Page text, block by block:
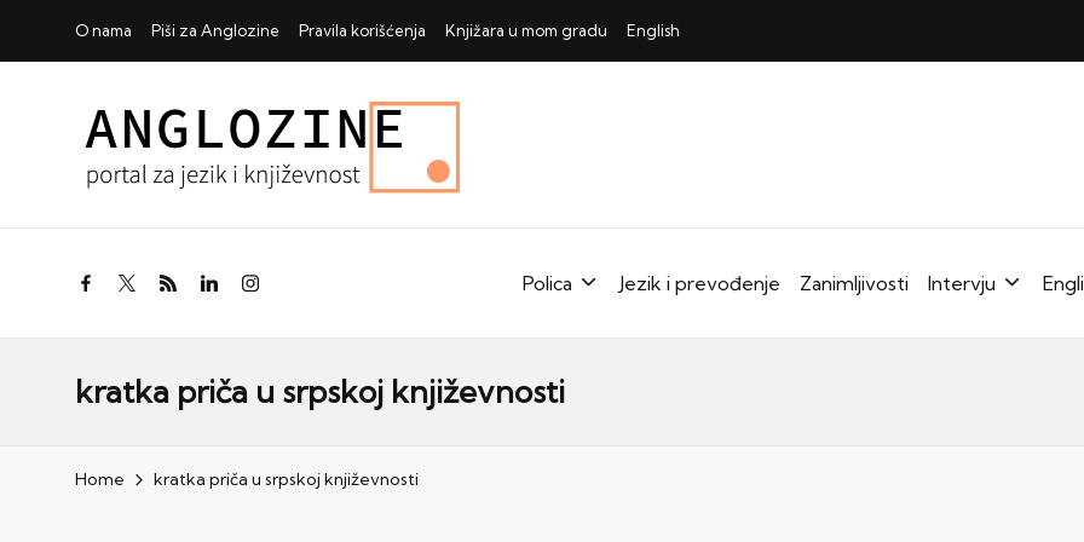
O nama Piši za Anglozine Pravila korišćenja Knjižara u mom gradu English
facebook.com
twitter.com
rss.comlinkedin.com
instagram.com Polica Jezik i prevođenje Zanimljivosti Intervju
kratka priča u srpskoj književnosti
Home kratka priča u srpskoj književnosti